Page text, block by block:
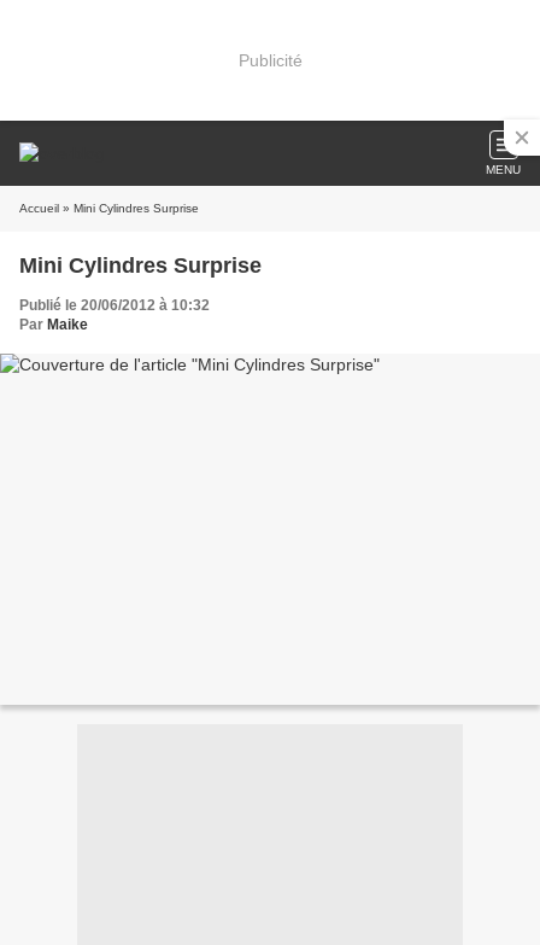
Publicité
MENU
Accueil » Mini Cylindres Surprise
Mini Cylindres Surprise
Publié le 20/06/2012 à 10:32
Par Maike